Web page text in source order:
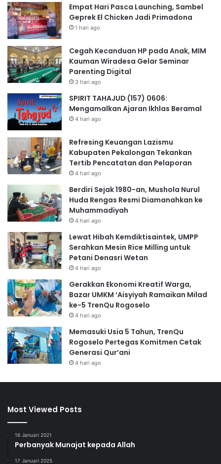
Empat Hari Pasca Launching, Sambel
Geprek El Chicken Jadi Primadona
1 hari ago
Cegah Kecanduan HP pada Anak, MIM
Kauman Wiradesa Gelar Seminar
Parenting Digital
3 hari ago
SPIRIT TAHAJUD (157) 0606:
Mengamalkan Ajaran Ikhlas Beramal
4 hari ago
Refresing Keuangan Lazismu
Kabupaten Pekalongan Tekankan
Tertib Pencatatan dan Pelaporan
4 hari ago
Berdiri Sejak 1980-an, Mushola Nurul
Huda Rengas Resmi Diamanahkan ke
Muhammadiyah
4 hari ago
Lewat Hibah Kemdiktisaintek, UMPP
Serahkan Mesin Rice Milling untuk
Petani Denasri Wetan
4 hari ago
Gerakkan Ekonomi Kreatif Warga,
Bazar UMKM ‘Aisyiyah Ramaikan Milad
ke-5 TrenQu Rogoselo
4 hari ago
Memasuki Usia 5 Tahun, TrenQu
Rogoselo Pertegas Komitmen Cetak
Generasi Qur’ani
4 hari ago
Most Viewed Posts
16 Januari 2021
Perbanyak Munajat kepada Allah
17 Januari 2025